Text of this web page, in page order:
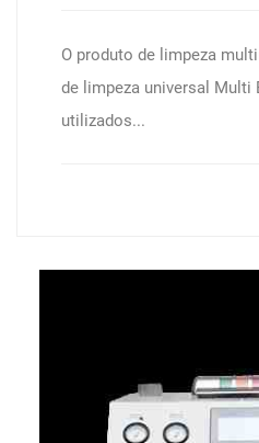
O produto de limpeza
de limpeza universal Multi
utilizados...